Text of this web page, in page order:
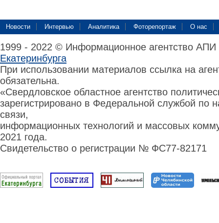
Новости Интервью Аналитика Фоторепортаж О нас
1999 - 2022 © Информационное агентство
Екатеринбурга
При использовании материалов ссылка на
обязательна.
«Свердловское областное агентство
зарегистрировано в Федеральной службой по
связи,
информационных технологий и массовых
2021 года.
Свидетельство о регистрации № ФС77-82171